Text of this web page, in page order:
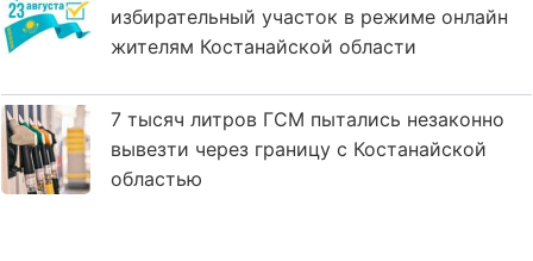
избирательный участок в режиме онлайн
жителям Костанайской области
7 тысяч литров ГСМ пытались незаконно
вывезти через границу с Костанайской
областью